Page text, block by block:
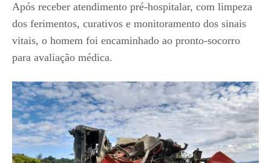
Após receber atendimento pré-hospitalar, com limpeza
dos ferimentos, curativos e monitoramento dos sinais
vitais, o homem foi encaminhado ao pronto-socorro
para avaliação médica.